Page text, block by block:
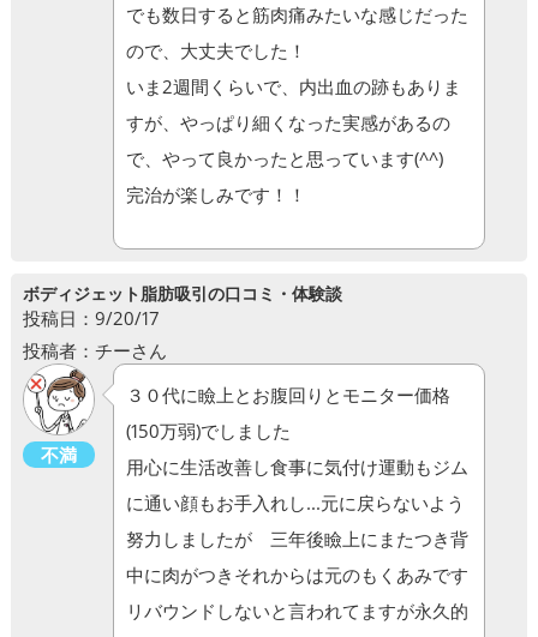
でも数日すると筋肉痛みたいな感じだった
ので、大丈夫でした！
いま2週間くらいで、内出血の跡もありま
すが、やっぱり細くなった実感があるの
で、やって良かったと思っています(^^)
完治が楽しみです！！
ボディジェット脂肪吸引の口コミ・体験談
投稿日：9/20/17
投稿者：チーさん
不満
３０代に瞼上とお腹回りとモニター価格
(150万弱)でしました
用心に生活改善し食事に気付け運動もジム
に通い顔もお手入れし...元に戻らないよう
努力しましたが 三年後瞼上にまたつき背
中に肉がつきそれからは元のもくあみです
リバウンドしないと言われてますが永久的